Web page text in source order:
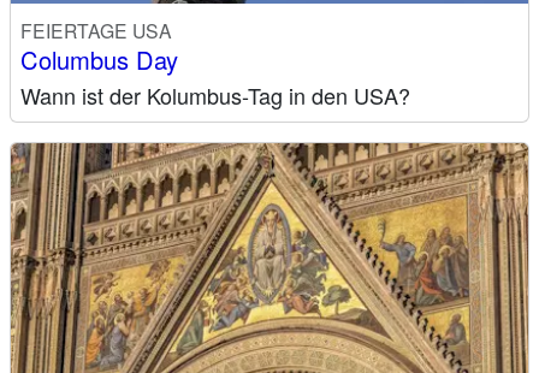
FEIERTAGE USA
Columbus Day
Wann ist der Kolumbus-Tag in den USA?